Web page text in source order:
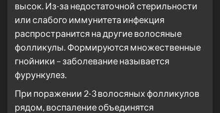
высок. Из-за недостаточной стерильности
или слабого иммунитета инфекция
распространится на другие волосяные
фолликулы. Формируются множественные
гнойники – заболевание называется
фурункулез.
При поражении 2-3 волосяных фолликулов
рядом, воспаление объединятся